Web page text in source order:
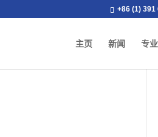
+86 (1) 391
主页 新闻 专